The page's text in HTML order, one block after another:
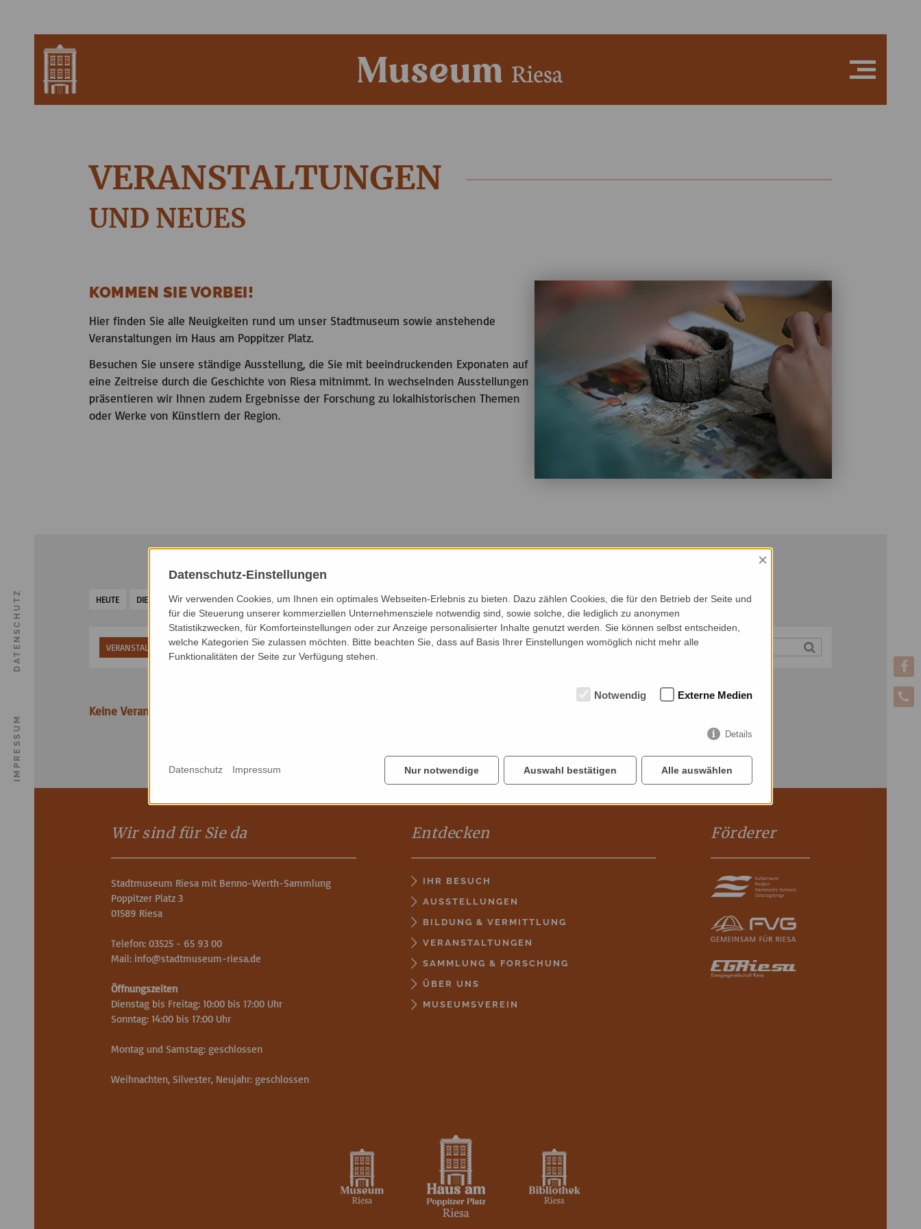
VERANSTALTUNGEN
UND NEUES
KOMMEN SIE VORBEI!
Hier finden Sie alle Neuigkeiten rund um unser Stadtmuseum sowie anstehende
Veranstaltungen im Haus am Poppitzer Platz.
Besuchen Sie unsere ständige Ausstellung, die Sie mit beeindruckenden Exponaten auf
eine Zeitreise durch die Geschichte von Riesa mitnimmt. In wechselnden Ausstellungen
präsentieren wir Ihnen zudem Ergebnisse der Forschung zu lokalhistorischen Themen
oder Werke von Künstlern der Region.
HEUTE DIESER MONAT NÄCHSTER MONAT NÄCHSTE 3 MONATE NÄCHSTE 6 MONATE DIESES JAHR
VERANSTALTUNGSART VERANSTALTUNGSORT
Keine Veranstaltungen gefunden.
Wir sind für Sie da
Stadtmuseum Riesa mit Benno-Werth-Sammlung
Poppitzer Platz 3
01589 Riesa
Telefon: 03525 - 65 93 00
Mail: info@stadtmuseum-riesa.de
Öffnungszeiten
Dienstag bis Freitag: 10:00 bis 17:00 Uhr
Sonntag: 14:00 bis 17:00 Uhr
Montag und Samstag: geschlossen
Weihnachten, Silvester, Neujahr: geschlossen
Entdecken
IHR BESUCH
AUSSTELLUNGEN
BILDUNG & VERMITTLUNG
VERANSTALTUNGEN
SAMMLUNG & FORSCHUNG
ÜBER UNS
MUSEUMSVEREIN
Förderer
IMPRESSUM
DATENSCHUTZ
Datenschutz-Einstellungen
×
Wir verwenden Cookies, um Ihnen ein optimales Webseiten-Erlebnis zu bieten. Dazu zählen Cookies, die für den Betrieb der Seite und
für die Steuerung unserer kommerziellen Unternehmensziele notwendig sind, sowie solche, die lediglich zu anonymen
Statistikzwecken, für Komforteinstellungen oder zur Anzeige personalisierter Inhalte genutzt werden. Sie können selbst entscheiden,
welche Kategorien Sie zulassen möchten. Bitte beachten Sie, dass auf Basis Ihrer Einstellungen womöglich nicht mehr alle
Funktionalitäten der Seite zur Verfügung stehen.
Notwendig Externe Medien
Details
Nur notwendige Auswahl bestätigen Alle auswählen
Datenschutz Impressum